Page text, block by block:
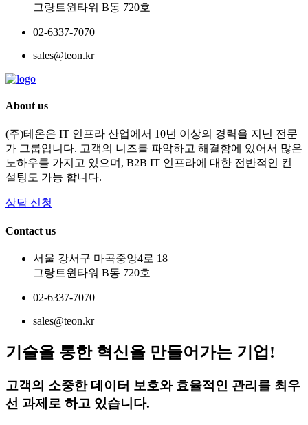
그랑트윈타워 B동 720호
02-6337-7070
sales@teon.kr
About us
(주)테온은 IT 인프라 산업에서 10년 이상의 경력을 지닌 전문
가 그룹입니다. 고객의 니즈를 파악하고 해결함에 있어서 많은
노하우를 가지고 있으며, B2B IT 인프라에 대한 전반적인 컨
설팅도 가능 합니다.
상담 신청
Contact us
서울 강서구 마곡중앙4로 18
그랑트윈타워 B동 720호
02-6337-7070
sales@teon.kr
기술을 통한 혁신을 만들어가는 기업!
고객의 소중한 데이터 보호와 효율적인 관리를 최우
선 과제로 하고 있습니다.